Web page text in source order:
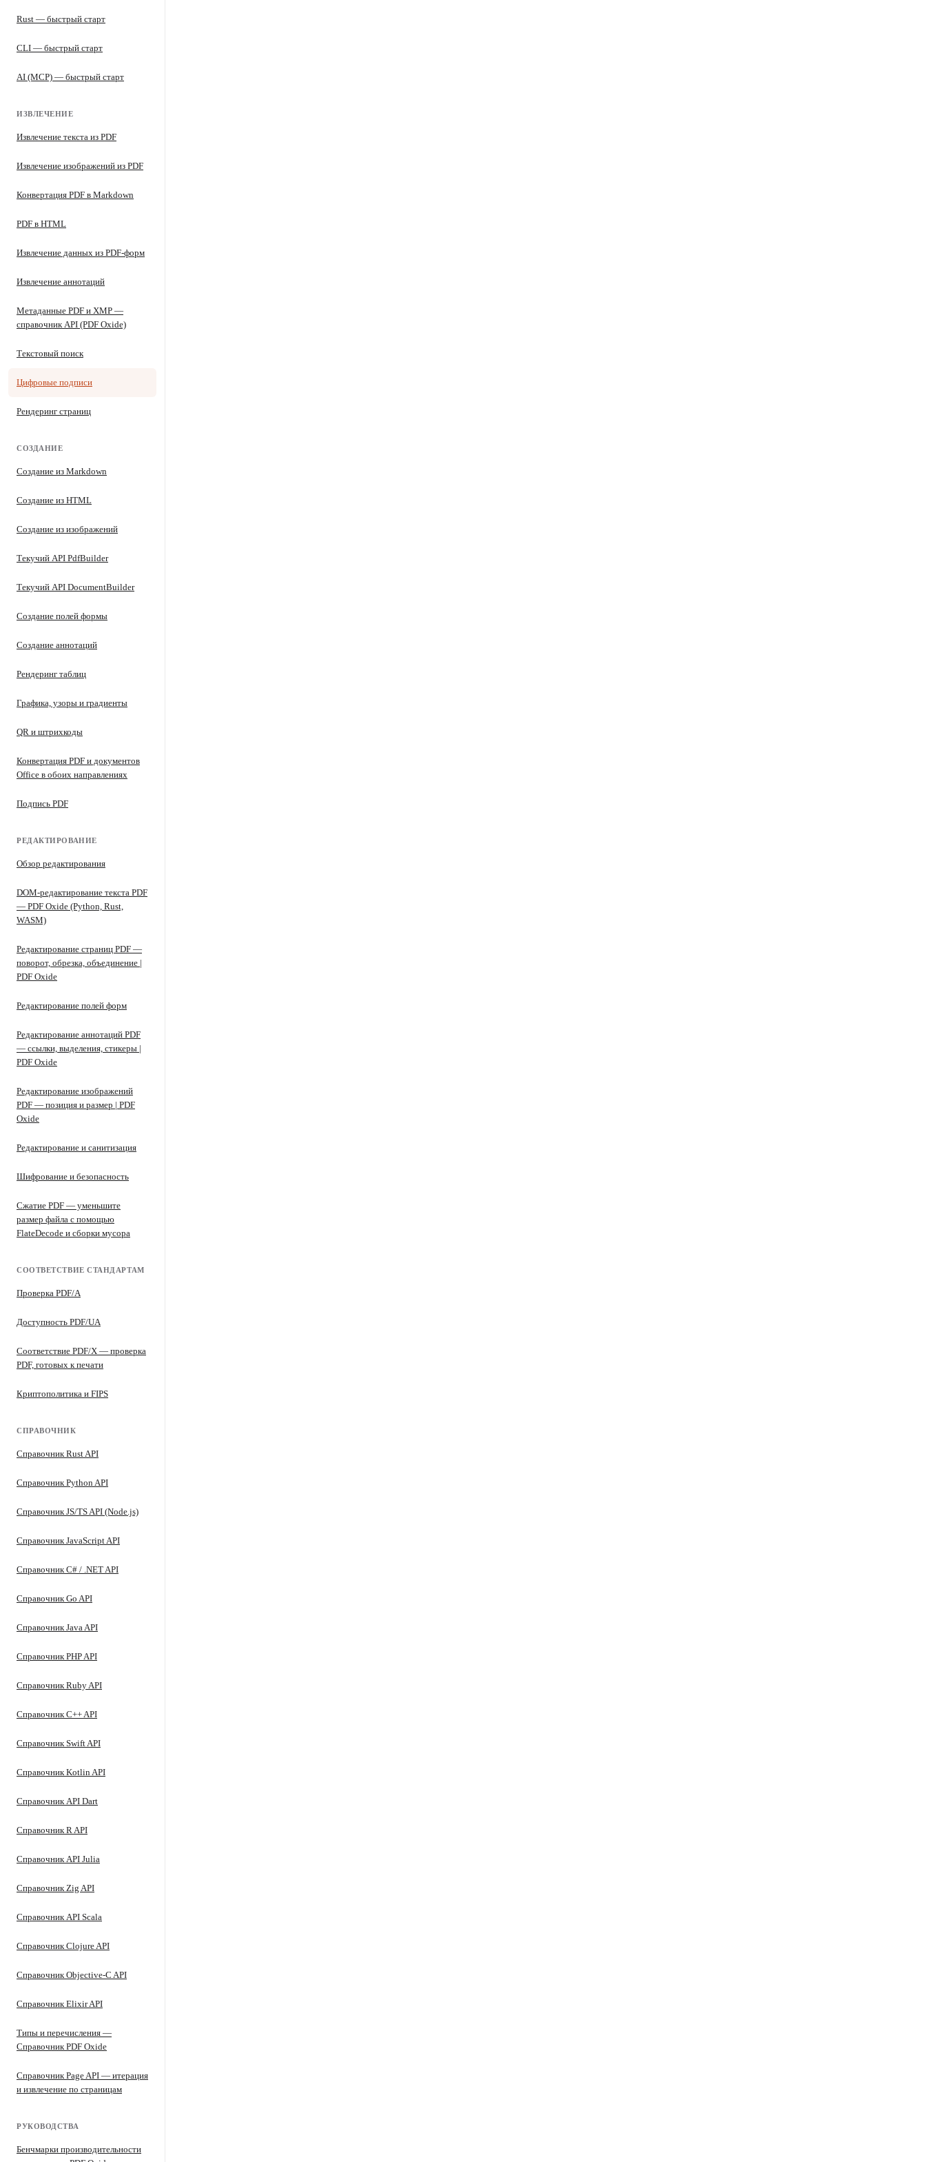
Rust — быстрый старт
CLI — быстрый старт
AI (MCP) — быстрый старт
ИЗВЛЕЧЕНИЕ
Извлечение текста из PDF
Извлечение изображений из PDF
Конвертация PDF в Markdown
PDF в HTML
Извлечение данных из PDF-форм
Извлечение аннотаций
Метаданные PDF и XMP —
справочник API (PDF Oxide)
Текстовый поиск
Цифровые подписи
Рендеринг страниц
СОЗДАНИЕ
Создание из Markdown
Создание из HTML
Создание из изображений
Текучий API PdfBuilder
Текучий API DocumentBuilder
Создание полей формы
Создание аннотаций
Рендеринг таблиц
Графика, узоры и градиенты
QR и штрихкоды
Конвертация PDF и документов
Office в обоих направлениях
Подпись PDF
РЕДАКТИРОВАНИЕ
Обзор редактирования
DOM-редактирование текста PDF
— PDF Oxide (Python, Rust,
WASM)
Редактирование страниц PDF —
поворот, обрезка, объединение |
PDF Oxide
Редактирование полей форм
Редактирование аннотаций PDF
— ссылки, выделения, стикеры |
PDF Oxide
Редактирование изображений
PDF — позиция и размер | PDF
Oxide
Редактирование и санитизация
Шифрование и безопасность
Сжатие PDF — уменьшите
размер файла с помощью
FlateDecode и сборки мусора
СООТВЕТСТВИЕ СТАНДАРТАМ
Проверка PDF/A
Доступность PDF/UA
Соответствие PDF/X — проверка
PDF, готовых к печати
Криптополитика и FIPS
СПРАВОЧНИК
Справочник Rust API
Справочник Python API
Справочник JS/TS API (Node.js)
Справочник JavaScript API
Справочник C# / .NET API
Справочник Go API
Справочник Java API
Справочник PHP API
Справочник Ruby API
Справочник C++ API
Справочник Swift API
Справочник Kotlin API
Справочник API Dart
Справочник R API
Справочник API Julia
Справочник Zig API
Справочник API Scala
Справочник Clojure API
Справочник Objective-C API
Справочник Elixir API
Типы и перечисления —
Справочник PDF Oxide
Справочник Page API — итерация
и извлечение по страницам
РУКОВОДСТВА
Бенчмарки производительности